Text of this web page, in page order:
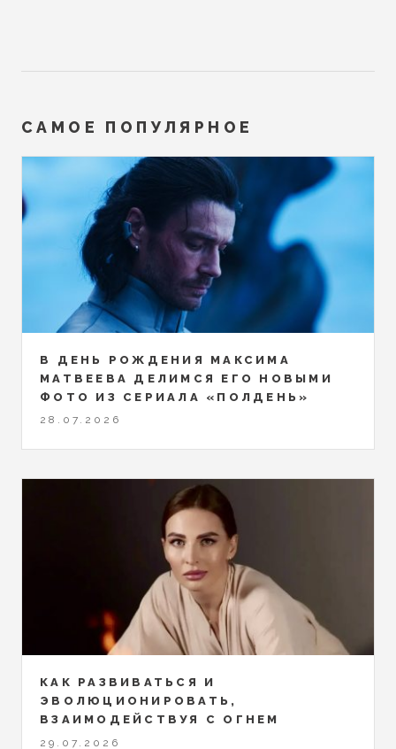
САМОЕ ПОПУЛЯРНОЕ
В ДЕНЬ РОЖДЕНИЯ МАКСИМА
МАТВЕЕВА ДЕЛИМСЯ ЕГО НОВЫМИ
ФОТО ИЗ СЕРИАЛА «ПОЛДЕНЬ»
28.07.2026
КАК РАЗВИВАТЬСЯ И
ЭВОЛЮЦИОНИРОВАТЬ,
ВЗАИМОДЕЙСТВУЯ С ОГНЕМ
29.07.2026